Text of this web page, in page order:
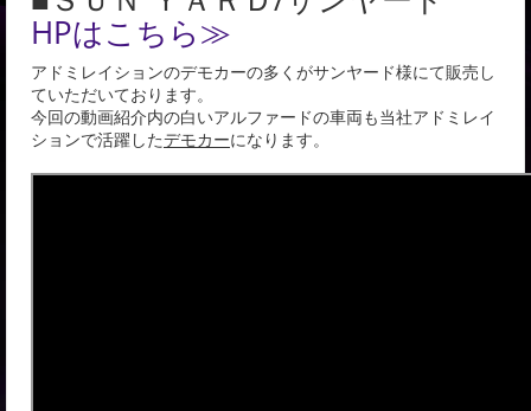
HPはこちら≫
アドミレイションのデモカーの多くがサンヤード様にて販売し
ていただいております。
今回の動画紹介内の白いアルファードの車両も当社アドミレイ
ションで活躍したデモカーになります。